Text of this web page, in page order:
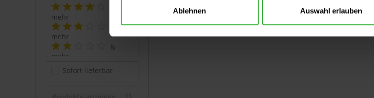
Ablehnen Auswahl erlauben
mehr
mehr
&
mehr
mehr
Sofort lieferbar